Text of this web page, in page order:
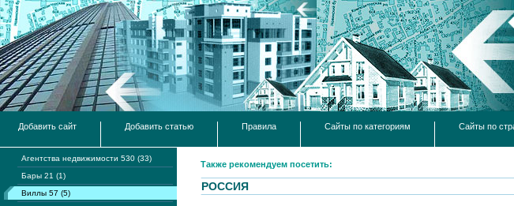
Добавить сайт Добавить статью Правила Сайты по категориям Сайты по
Агентства недвижимости 530 (33)
Бары 21 (1)
Виллы 57 (5)
Также рекомендуем посетить:
РОССИЯ